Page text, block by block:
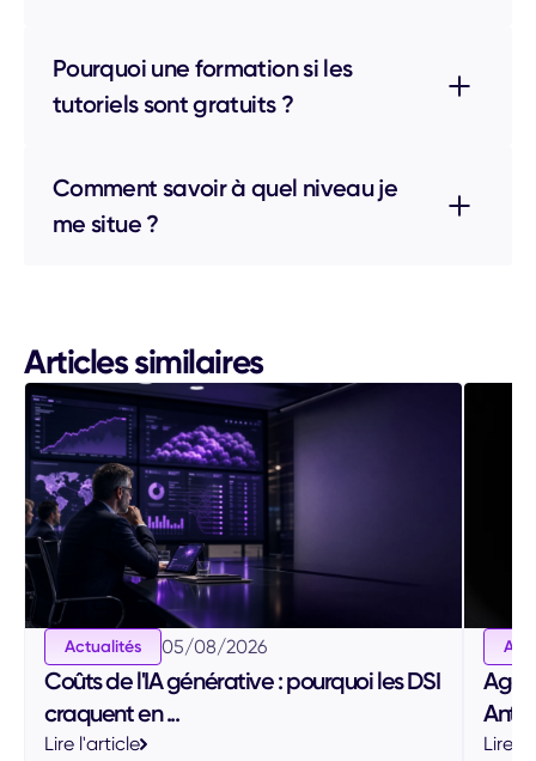
Pourquoi une formation si les
tutoriels sont gratuits ?
Comment savoir à quel niveau je
me situe ?
Articles similaires
Actualités 05/08/2026
Coûts de l'IA générative : pourquoi les DSI
craquent en ...
Lire l'article Lire